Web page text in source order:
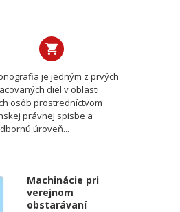
je jedným z prvých
diel v oblasti
osôb prostredníctvom
právnej spisbe a
úroveň...
Machinácie pri
verejnom
obstarávaní